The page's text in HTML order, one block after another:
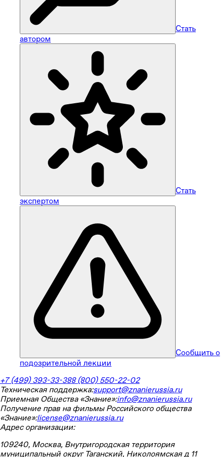
Стать
автором
Стать
экспертом
Сообщить о
подозрительной лекции
+7 (499) 393-33-388 (800) 550-22-02
Техническая поддержка:support@znanierussia.ru
Приемная Общества «Знание»:info@znanierussia.ru
Получение прав на фильмы Российского общества
«Знание»:license@znanierussia.ru
Адрес организации:
109240, Москва, Внутригородская территория
муниципальный округ Таганский, Николоямская д 11